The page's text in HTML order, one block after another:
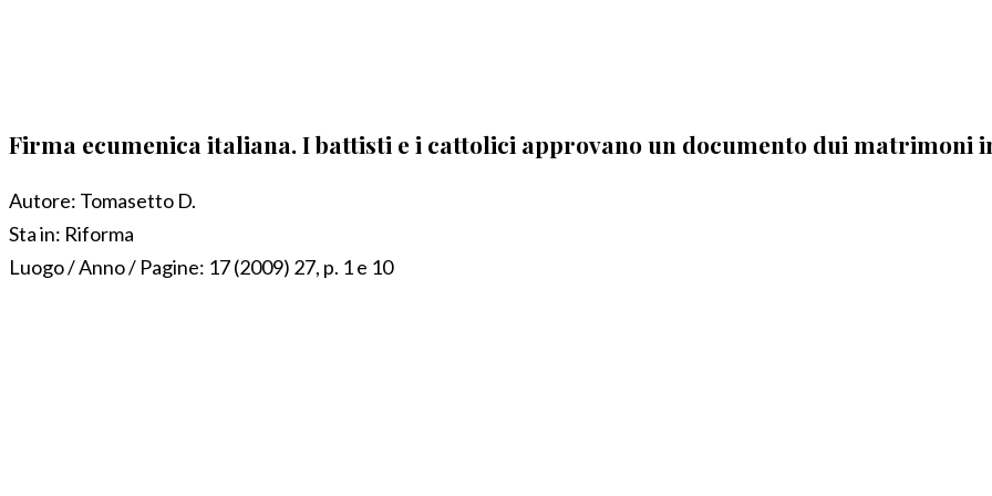
Firma ecumenica italiana. I battisti e i cattolici approvano un documento dui matrimoni
Autore: Tomasetto D.
Sta in: Riforma
Luogo / Anno / Pagine: 17 (2009) 27, p. 1 e 10